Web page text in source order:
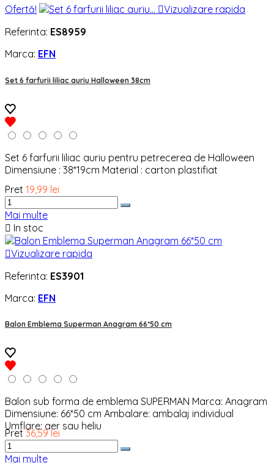
Ofertă!
Vizualizare rapida
Referinta: ES8959
Marca: EFN
Set 6 farfurii liliac auriu Halloween 38cm
Set 6 farfurii liliac auriu pentru petrecerea de Halloween
Dimensiune : 38*19cm Material : carton plastifiat
Pret 19,99 lei
Mai multe
 In stoc
Vizualizare rapida
Referinta: ES3901
Marca: EFN
Balon Emblema Superman Anagram 66*50 cm
Balon sub forma de emblema SUPERMAN Marca: Anagram
Dimensiune: 66*50 cm Ambalare: ambalaj individual
Umflare: aer sau heliu
Pret 36,59 lei
Mai multe